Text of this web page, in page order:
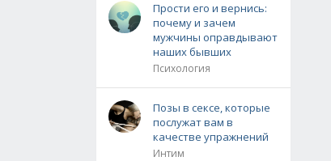
Прости его и вернись:
почему и зачем
мужчины оправдывают
наших бывших
Психология
Позы в сексе, которые
послужат вам в
качестве упражнений
Интим